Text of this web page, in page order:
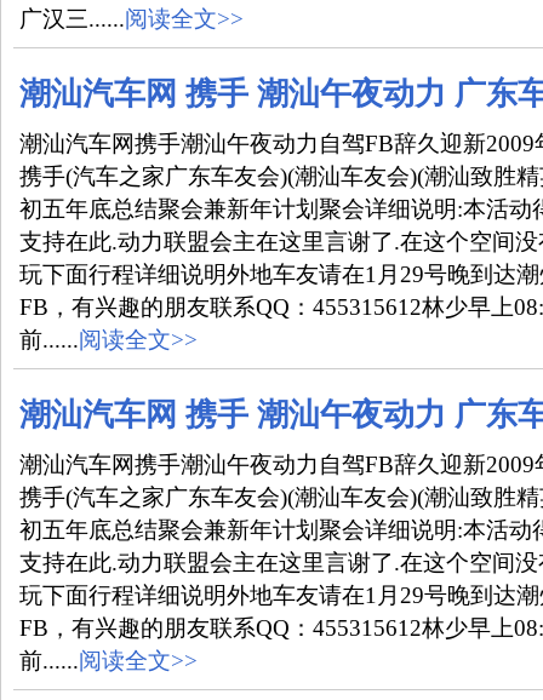
广汉三......阅读全文>>
潮汕汽车网 携手 潮汕午夜动力 广东
潮汕汽车网携手潮汕午夜动力自驾FB辞久迎新
携手(汽车之家广东车友会)(潮汕车友会)(潮汕致胜
初五年底总结聚会兼新年计划聚会详细说明:本活动
支持在此.动力联盟会主在这里言谢了.在这个空间
玩下面行程详细说明外地车友请在1月29号晚到达
FB，有兴趣的朋友联系QQ：455315612林少早上
前......阅读全文>>
潮汕汽车网 携手 潮汕午夜动力 广东
潮汕汽车网携手潮汕午夜动力自驾FB辞久迎新
携手(汽车之家广东车友会)(潮汕车友会)(潮汕致胜
初五年底总结聚会兼新年计划聚会详细说明:本活动
支持在此.动力联盟会主在这里言谢了.在这个空间
玩下面行程详细说明外地车友请在1月29号晚到达
FB，有兴趣的朋友联系QQ：455315612林少早上
前......阅读全文>>